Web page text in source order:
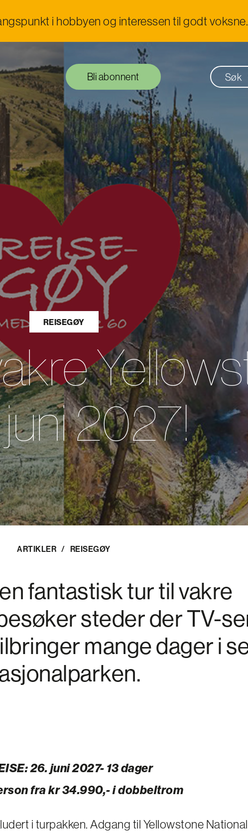
i hobbyen og interessen til godt voksne.
Bli abonnent Søk
REISEGØY
2027!
ARTIKLER / REISEGØY
fantastisk tur til vakre
steder der TV-
mange dager i
26. juni 2027- 13 dager
fra kr 34.990,-i dobbeltrom
i turpakken. Adgang til Yellowstone National